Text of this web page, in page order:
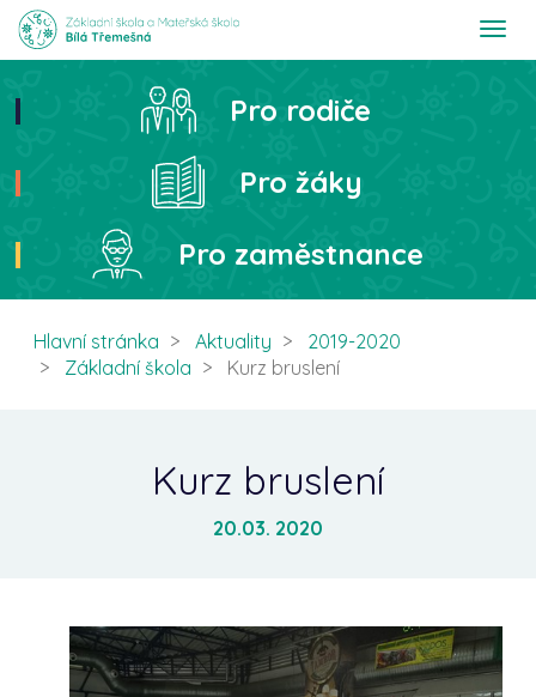
T
t
Hledat
Pro rodiče
Pro žáky
Pro zaměstnance
Hlavní stránka Aktuality
2019-2020
Základní škola
Kurz bruslení
Kurz bruslení
20.03. 2020